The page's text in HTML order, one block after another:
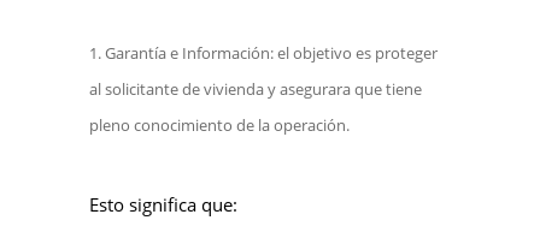
Garantía e Información: el objetivo es proteger
al solicitante de vivienda y asegurara que tiene
pleno conocimiento de la operación.
Esto significa que: